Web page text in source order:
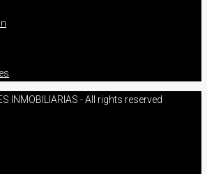
INMOBILIARIAS - All rights reserved